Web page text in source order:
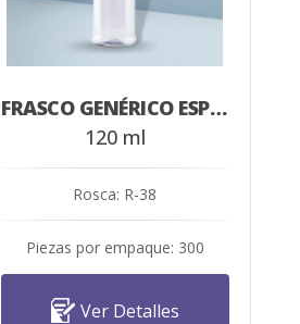
FRASCO GENÉRICO ESPECIERO 120 ML
120 ml
Rosca: R-38
Piezas por empaque: 300
Ver Detalles